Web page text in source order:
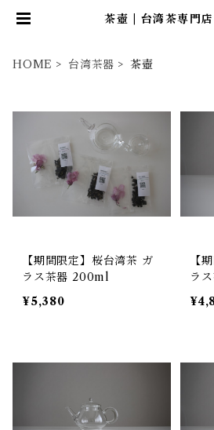
茶壺 | 台湾茶専門
HOME 台湾茶器 茶壺
【期間限定】桜台湾茶 ガ
ラス茶器 200ml
¥5,380
【
ラ